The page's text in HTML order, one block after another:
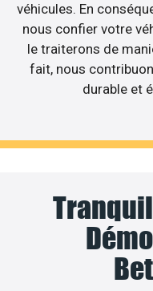
véhicules. En
nous confier votre
le traiterons de
fait, nous
durable et